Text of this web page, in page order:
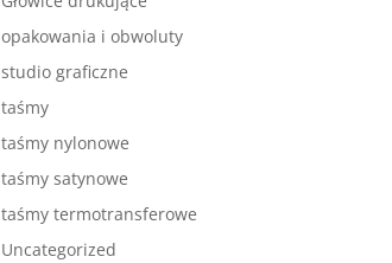
opakowania i obwoluty
studio graficzne
taśmy
taśmy nylonowe
taśmy satynowe
taśmy termotransferowe
Uncategorized